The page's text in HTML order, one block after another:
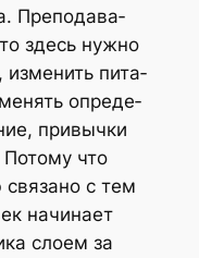
Пре­по­да­ва­
здесь нуж­но
изме­нить пита­
опре­де­
при­выч­ки
что
с тем
начи­на­ет
сло­ем за